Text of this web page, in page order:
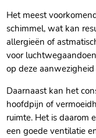
Het meest
schimmel, wat kan
allergieën of
voor
op deze
Daarnaast kan het
hoofdpijn of
ruimte. Het is daarom
een goede ventilatie